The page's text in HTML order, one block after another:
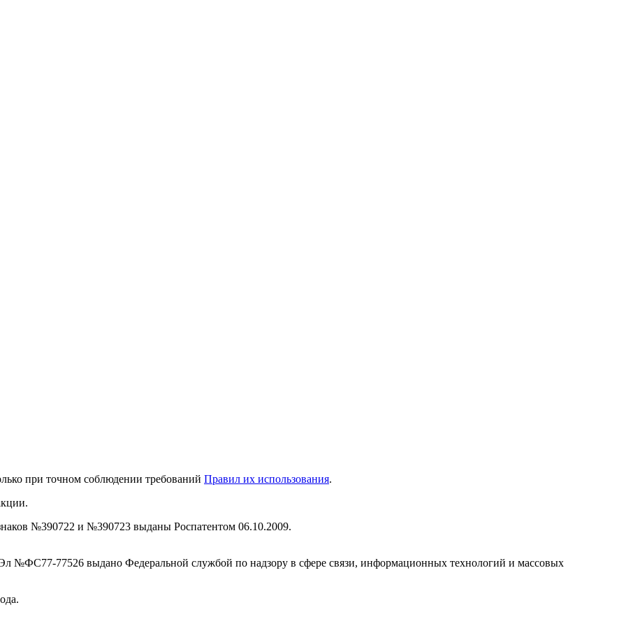
при точном соблюдении требований Правил их использования.
№390722 и №390723 выданы Роспатентом 06.10.2009.
№ФС77-77526 выдано Федеральной службой по надзору в сфере связи, информационных технологий и массовых